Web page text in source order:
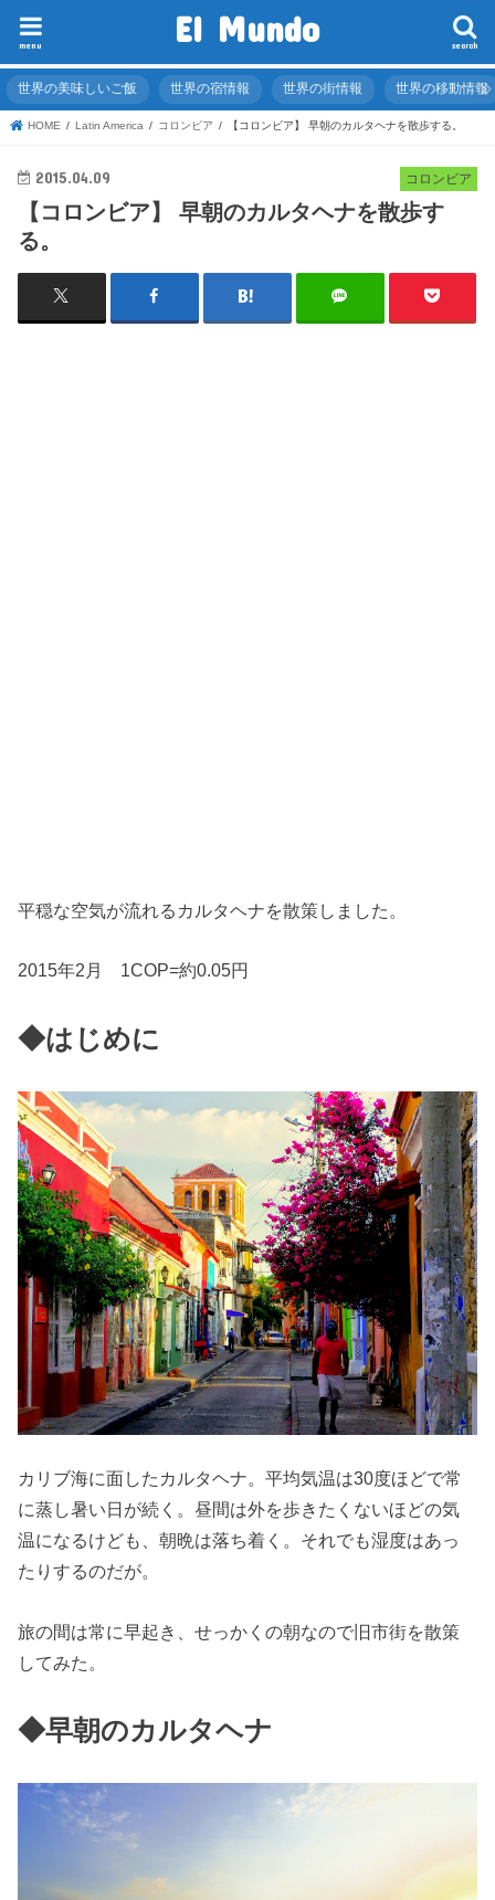
El Mundo search
menu
世界の美味しいご飯 世界の宿情報 世界の街情報 世界の移動情報
HOME Latin America コロンビア 【コロンビア】 早朝のカルタヘナを散歩する。
コロンビア
2015.04.09
【コロンビア】 早朝のカルタヘナを散歩す
る。
平穏な空気が流れるカルタヘナを散策しました。
2015年2月 1COP=約0.05円
◆はじめに
カリブ海に面したカルタヘナ。平均気温は30度ほどで常
に蒸し暑い日が続く。昼間は外を歩きたくないほどの気
温になるけども、朝晩は落ち着く。それでも湿度はあっ
たりするのだが。
旅の間は常に早起き、せっかくの朝なので旧市街を散策
してみた。
◆早朝のカルタヘナ